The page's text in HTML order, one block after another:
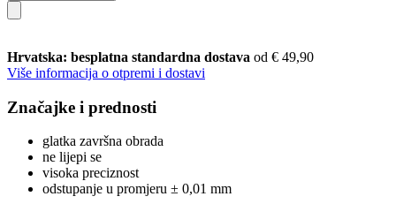
Hrvatska: besplatna standardna dostava od € 49,90
Više informacija o otpremi i dostavi
Značajke i prednosti
glatka završna obrada
ne lijepi se
visoka preciznost
odstupanje u promjeru ± 0,01 mm